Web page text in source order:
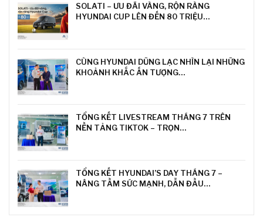
SOLATI – ƯU ĐÃI VÀNG, RỘN RÀNG
HYUNDAI CUP LÊN ĐẾN 80 TRIỆU…
CÙNG HYUNDAI DŨNG LẠC NHÌN LẠI NHỮNG
KHOẢNH KHẮC ẤN TƯỢNG…
TỔNG KẾT LIVESTREAM THÁNG 7 TRÊN
NỀN TẢNG TIKTOK – TRỌN…
TỔNG KẾT HYUNDAI’S DAY THÁNG 7 –
NÂNG TẦM SỨC MẠNH, DẪN ĐẦU…